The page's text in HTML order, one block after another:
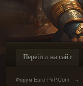
Перейти на сайт
Форум Euro-PvP.Com →